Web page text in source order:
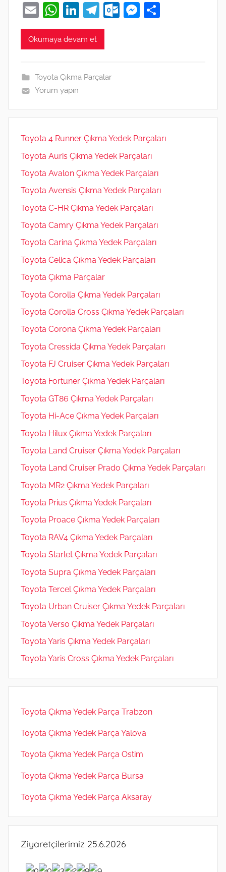
E
m
ai
W
h
at
A
p
p
Li
n
k
dI
T
el
a
O
o
m
M
er
Okumaya devam et
Toyota Çıkma Parçalar
Yorum yapın
Toyota 4 Runner Çıkma Yedek Parçaları
Toyota Auris Çıkma Yedek Parçaları
Toyota Avalon Çıkma Yedek Parçaları
Toyota Avensis Çıkma Yedek Parçaları
Toyota C-HR Çıkma Yedek Parçaları
Toyota Camry Çıkma Yedek Parçaları
Toyota Carina Çıkma Yedek Parçaları
Toyota Celica Çıkma Yedek Parçaları
Toyota Çıkma Parçalar
Toyota Corolla Çıkma Yedek Parçaları
Toyota Corolla Cross Çıkma Yedek Parçaları
Toyota Corona Çıkma Yedek Parçaları
Toyota Cressida Çıkma Yedek Parçaları
Toyota FJ Cruiser Çıkma Yedek Parçaları
Toyota Fortuner Çıkma Yedek Parçaları
Toyota GT86 Çıkma Yedek Parçaları
Toyota Hi-Ace Çıkma Yedek Parçaları
Toyota Hilux Çıkma Yedek Parçaları
Toyota Land Cruiser Çıkma Yedek Parçaları
Toyota Land Cruiser Prado Çıkma Yedek Parçaları
Toyota MR2 Çıkma Yedek Parçaları
Toyota Prius Çıkma Yedek Parçaları
Toyota Proace Çıkma Yedek Parçaları
Toyota RAV4 Çıkma Yedek Parçaları
Toyota Starlet Çıkma Yedek Parçaları
Toyota Supra Çıkma Yedek Parçaları
Toyota Tercel Çıkma Yedek Parçaları
Toyota Urban Cruiser Çıkma Yedek Parçaları
Toyota Verso Çıkma Yedek Parçaları
Toyota Yaris Çıkma Yedek Parçaları
Toyota Yaris Cross Çıkma Yedek Parçaları
Toyota Çıkma Yedek Parça Trabzon
Toyota Çıkma Yedek Parça Yalova
Toyota Çıkma Yedek Parça Ostim
Toyota Çıkma Yedek Parça Bursa
Toyota Çıkma Yedek Parça Aksaray
Ziyaretçilerimiz 25.6.2026